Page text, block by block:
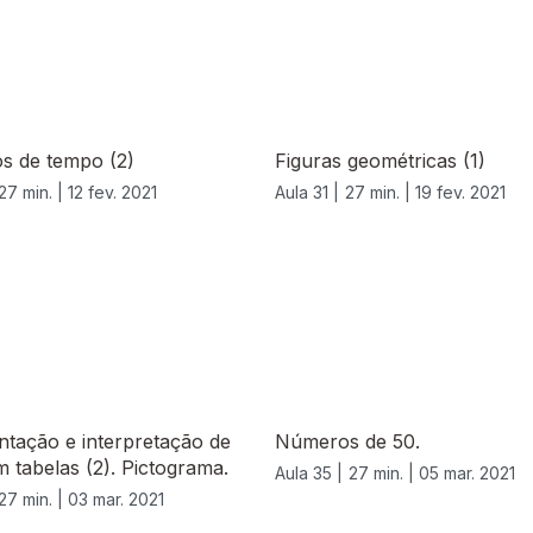
de tempo (2)
min. | 12 fev. 2021
Figuras geométricas (1)
Aula 31 | 27 min. | 19 fev. 2021
e interpretação de
tabelas (2). Pictograma.
min. | 03 mar. 2021
Números de 50.
Aula 35 | 27 min. | 05 mar. 2021